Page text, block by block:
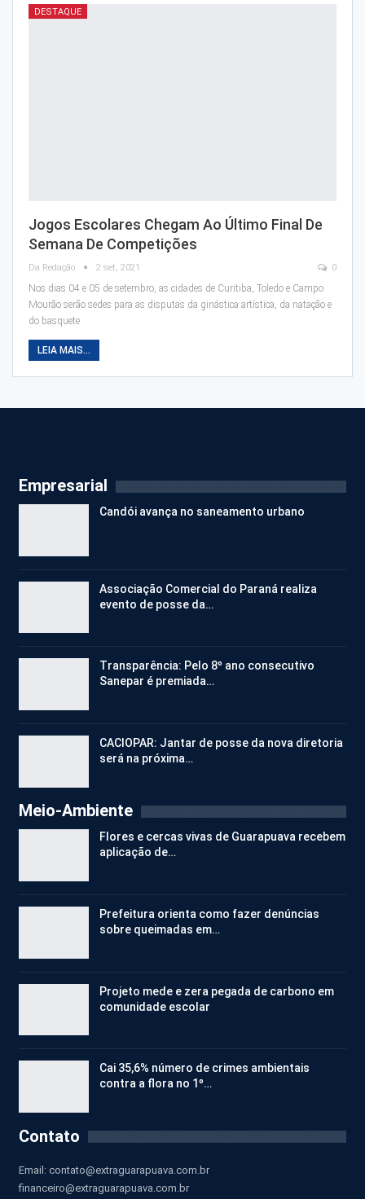
DESTAQUE
Jogos Escolares Chegam Ao Último Final De
Semana De Competições
Da Redação 2 set, 2021 0
Nos dias 04 e 05 de setembro, as cidades de Curitiba, Toledo e Campo
Mourão serão sedes para as disputas da ginástica artística, da natação e
do basquete
LEIA MAIS...
Empresarial
Candói avança no saneamento urbano
Associação Comercial do Paraná realiza
evento de posse da…
Transparência: Pelo 8º ano consecutivo
Sanepar é premiada…
CACIOPAR: Jantar de posse da nova diretoria
será na próxima…
Meio-Ambiente
Flores e cercas vivas de Guarapuava recebem
aplicação de…
Prefeitura orienta como fazer denúncias
sobre queimadas em…
Projeto mede e zera pegada de carbono em
comunidade escolar
Cai 35,6% número de crimes ambientais
contra a flora no 1º…
Contato
Email: contato@extraguarapuava.com.br
financeiro@extraguarapuava.com.br